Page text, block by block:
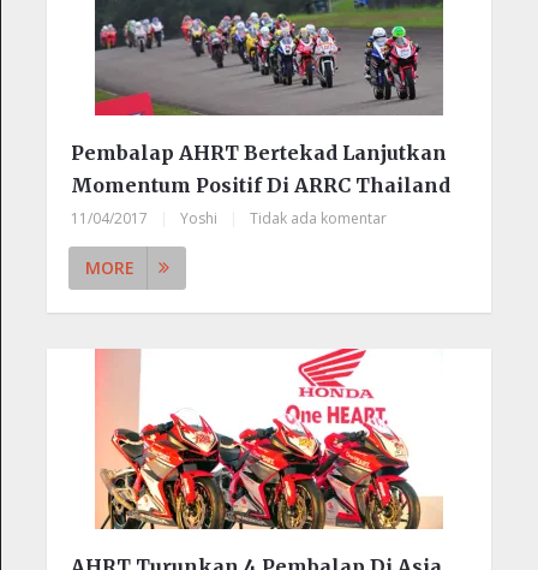
Pembalap AHRT Bertekad Lanjutkan
Momentum Positif Di ARRC Thailand
11/04/2017 Yoshi Tidak ada komentar
MORE